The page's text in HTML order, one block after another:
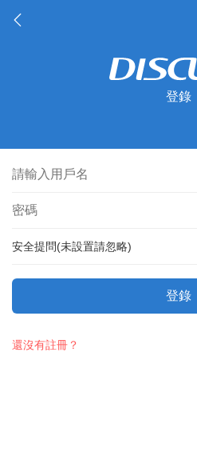
登錄
安全提問(未設置請忽略)
登錄
還沒有註冊？